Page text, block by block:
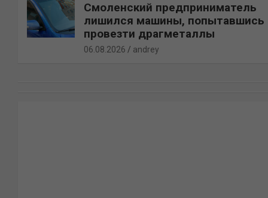
Смоленский предприниматель
лишился машины, попытавшись
провезти драгметаллы
06.08.2026 andrey